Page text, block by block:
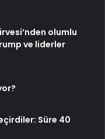
olumlu
ve liderler
Süre 40